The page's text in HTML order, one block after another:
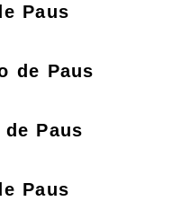
Paus
de Paus
Paus
Paus